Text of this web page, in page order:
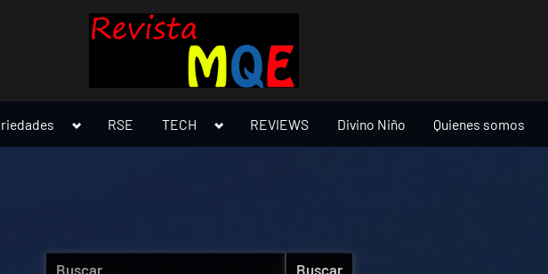
Toggle
menu
RSE TECH
Toggle
menu
REVIEWS Divino Niño Quienes somos
Buscar: